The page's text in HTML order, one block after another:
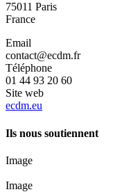
75011 Paris
France
Email
contact@ecdm.fr
Téléphone
01 44 93 20 60
Site web
ecdm.eu
Ils nous soutiennent
Image
Image